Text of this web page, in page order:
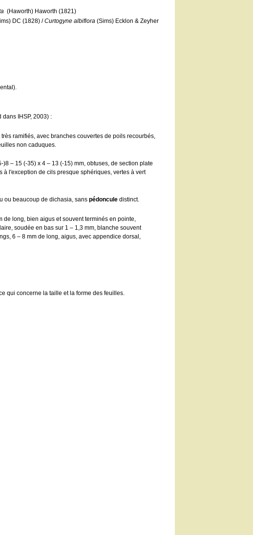
(Haworth) Haworth (1821)
DC (1828) /Curtogyne albiflora (Sims) Ecklon & Zeyher
IHSP, 2003) :
ramifiés, avec branches couvertes de poils recourbés,
non caduques.
– 15 (-35) x 4 – 13 (-15) mm, obtuses, de section plate
l'exception de cils presque sphériques, vertes à vert
ou beaucoup de dichasia, sanspédoncule distinct.
de long, bien aigus et souvent terminés en pointe,
soudée en bas sur 1 – 1,3 mm, blanche souvent
6 – 8 mm de long, aigus, avec appendice dorsal,
qui concerne la taille et la forme des feuilles.